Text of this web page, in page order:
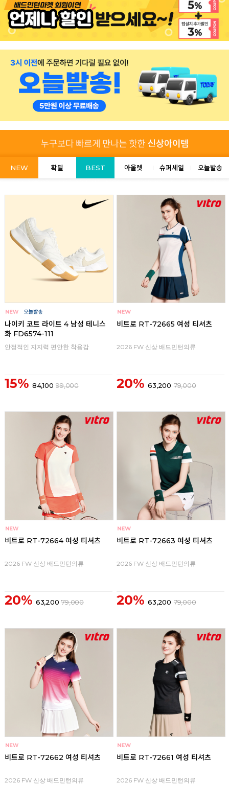
NEW 확딜 BEST 아울렛 슈퍼세일 오늘발송
나이키 코트 라이트 4 남성 테니스
화 FD6574-111
안정적인 지지력 편안한 착용감
15% 84,100 99,000
비트로 RT-72665 여성 티셔츠
2026 FW 신상 배드민턴의류
20% 63,200 79,000
비트로 RT-72664 여성 티셔츠
2026 FW 신상 배드민턴의류
20% 63,200 79,000
비트로 RT-72663 여성 티셔츠
2026 FW 신상 배드민턴의류
20% 63,200 79,000
비트로 RT-72662 여성 티셔츠
2026 FW 신상 배드민턴의류
비트로 RT-72661 여성 티셔츠
2026 FW 신상 배드민턴의류